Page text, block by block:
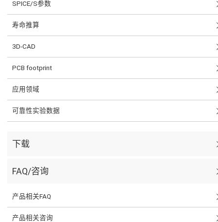
SPICE/S参数
寿命推算
3D-CAD
PCB footprint
应用领域
可靠性实验数据
下载
FAQ/咨询
产品相关FAQ
产品相关咨询